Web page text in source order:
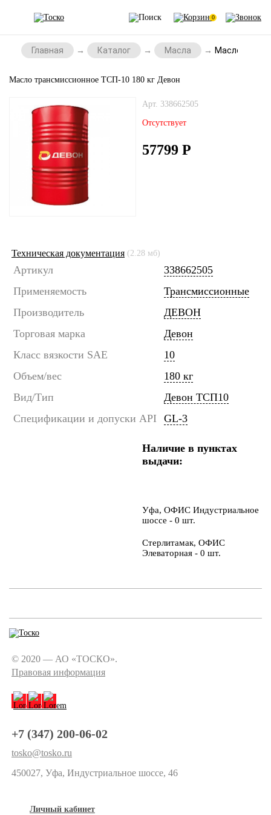
0
Главная Каталог Масла Масло
Масло трансмиссионное ТСП-10 180 кг Девон
Арт. 338662505
Отсутствует
57799 Р
Техническая документация (2.28 мб)
Артикул
338662505
Применяемость
Трансмиссионные
Производитель
ДЕВОН
Торговая марка
Девон
Класс вязкости SAE
10
Объем/вес
180 кг
Вид/Тип
Девон ТСП10
Спецификации и допуски API
GL-3
Наличие в пунктах
выдачи:
Уфа, ОФИС Индустриальное
шоссе - 0 шт.
Стерлитамак, ОФИС
Элеваторная - 0 шт.
© 2020 — АО «ТОСКО».
Правовая информация
+7 (347) 200-06-02
tosko@tosko.ru
450027, Уфа, Индустриальное шоссе, 46
Личный кабинет